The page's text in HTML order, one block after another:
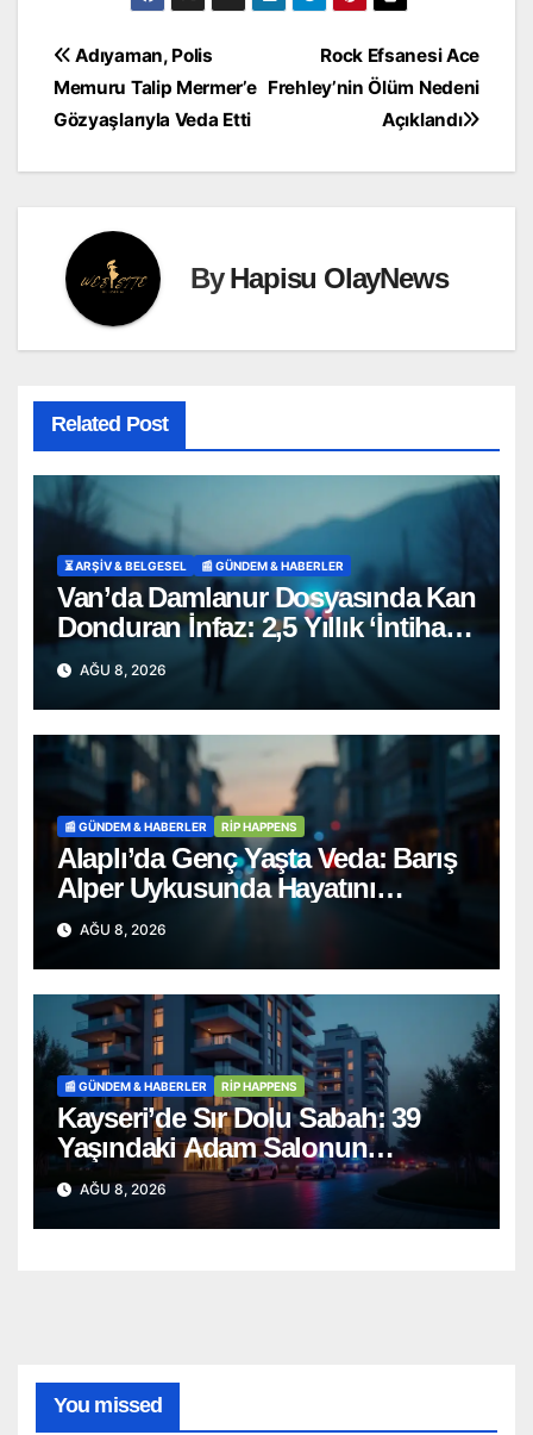
Yazı
gezinmesi
Rock Efsanesi Ace
Frehley’nin Ölüm Nedeni
Açıklandı
Adıyaman, Polis
Memuru Talip Mermer’e
Gözyaşlarıyla Veda Etti
ByHapisu OlayNews
Related Post
⏳ ARŞİV & BELGESEL 📰 GÜNDEM & HABERLER
Van’da Damlanur Dosyasında Kan
Donduran İnfaz: 2,5 Yıllık ‘İntihar’
Senaryosu Çöktü!
AĞU 8, 2026
📰 GÜNDEM & HABERLER RİP HAPPENS
Alaplı’da Genç Yaşta Veda: Barış
Alper Uykusunda Hayatını
Kaybetti
AĞU 8, 2026
📰 GÜNDEM & HABERLER RİP HAPPENS
Kayseri’de Sır Dolu Sabah: 39
Yaşındaki Adam Salonun
Ortasında Ölü Bulundu
AĞU 8, 2026
You missed